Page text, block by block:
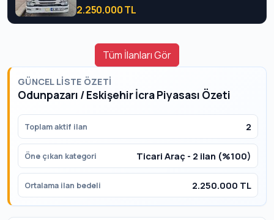
2.250.000 TL
Tüm İlanları Gör
GÜNCEL LISTE ÖZETI
Odunpazarı / Eskişehir İcra Piyasası Özeti
Toplam aktif ilan 2
Öne çıkan kategori Ticari Araç - 2 ilan (%100)
Ortalama ilan bedeli 2.250.000 TL